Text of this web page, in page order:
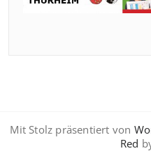
Mit Stolz präsentiert von
Red